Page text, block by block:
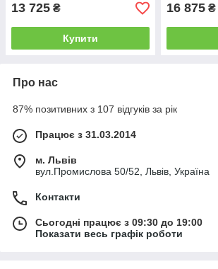
13 725 ₴
Купити
16 875 ₴
Про нас
87% позитивних з 107 відгуків за рік
Працює з 31.03.2014
м. Львів
вул.Промислова 50/52, Львів, Україна
Контакти
Сьогодні працює з 09:30 до 19:00
Показати весь графік роботи